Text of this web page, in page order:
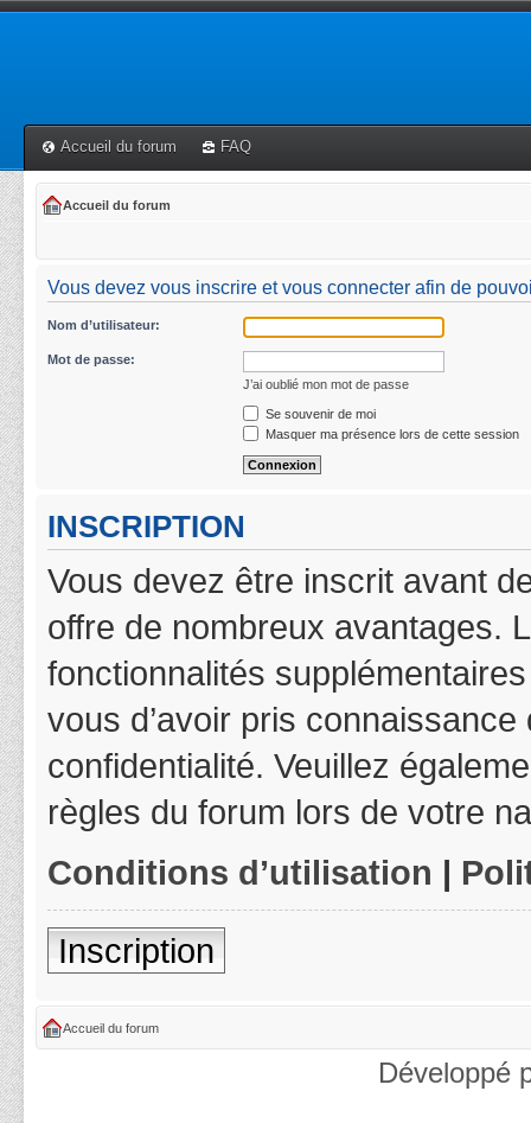
Accueil du forum FAQ
Accueil du forum
Vous devez vous inscrire et vous connecter afin de
Nom d’utilisateur:
Mot de passe:
J’ai oublié mon mot de passe
Se souvenir de moi
Masquer ma présence lors de cette session
INSCRIPTION
Vous devez être inscrit avant
offre de nombreux avantages.
fonctionnalités
vous d’avoir pris
confidentialité. Veuillez
règles du forum lors de votre
Conditions d’utilisation |
Inscription
Accueil du forum
Développé